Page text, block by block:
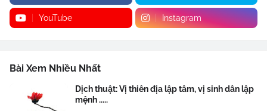
YouTube Instagram
Bài Xem Nhiều Nhất
Dịch thuật: Vị thiên địa lập tâm, vị sinh dân lập
mệnh .....